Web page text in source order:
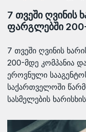
7 თვეში ღვინის
ფარგლებში
7 თვეში ღვინის
200-მდე კომპანია
ეროვნული
საქართველოში
სასმელების